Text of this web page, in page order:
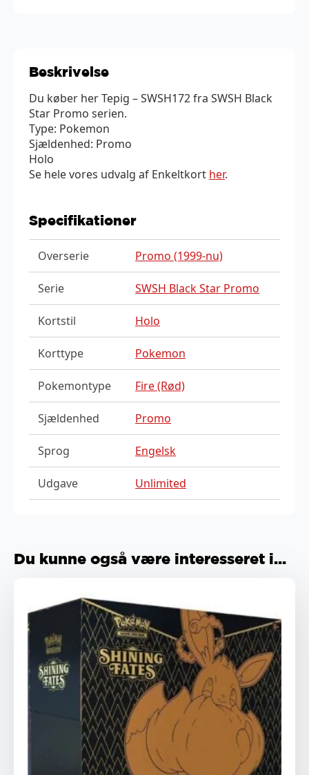
Beskrivelse
Du køber her Tepig – SWSH172 fra SWSH Black
Star Promo serien.
Type: Pokemon
Sjældenhed: Promo
Holo
Se hele vores udvalg af Enkeltkort her.
Specifikationer
Overserie Promo (1999-nu)
Serie SWSH Black Star Promo
Kortstil Holo
Korttype Pokemon
Pokemontype Fire (Rød)
Sjældenhed Promo
Sprog Engelsk
Udgave Unlimited
Du kunne også være interesseret i...